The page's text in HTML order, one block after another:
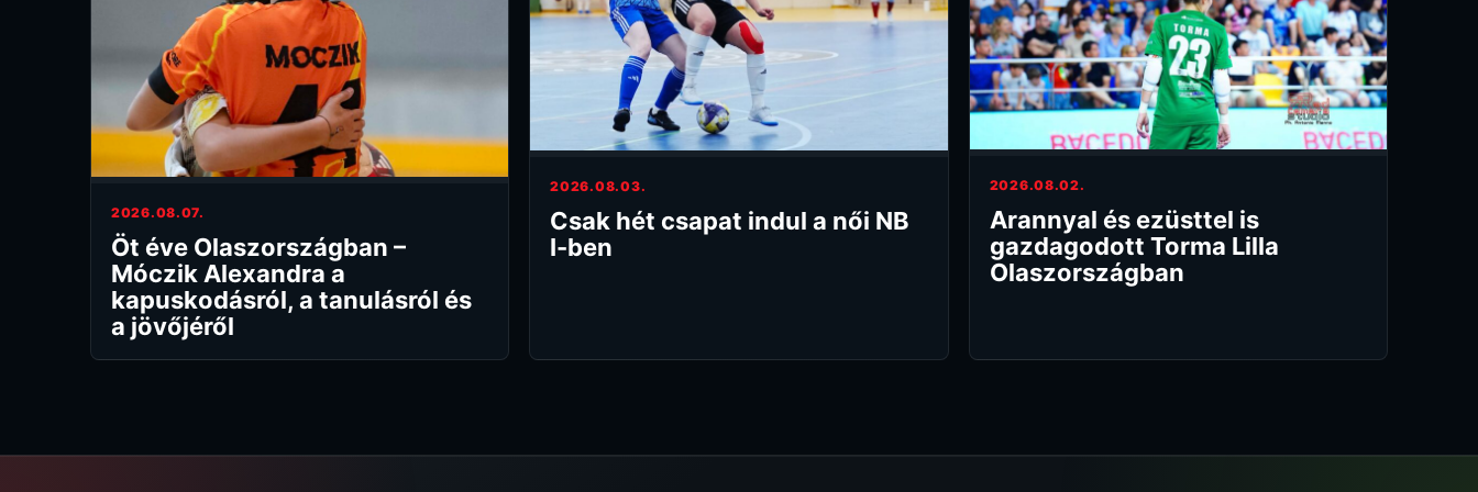
2026.08.07.
Öt éve Olaszországban –
Móczik Alexandra a
kapuskodásról, a tanulásról és
a jövőjéről
2026.08.03.
Csak hét csapat indul a női NB
I-ben
2026.08.02.
Arannyal és ezüsttel is
gazdagodott Torma Lilla
Olaszországban